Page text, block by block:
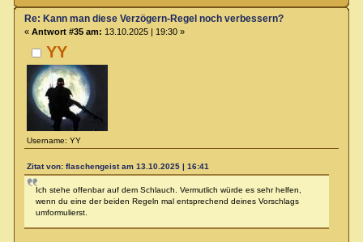
YY
Username: YY
Re: Kann man diese Verzögern-Regel noch verbessern?
« Antwort #35 am: 13.10.2025 | 19:30 »
Zitat von: flaschengeist am 13.10.2025 | 16:41
Ich stehe offenbar auf dem Schlauch. Vermutlich würde es sehr helfen,
wenn du eine der beiden Regeln mal entsprechend deines Vorschlags
umformulierst.